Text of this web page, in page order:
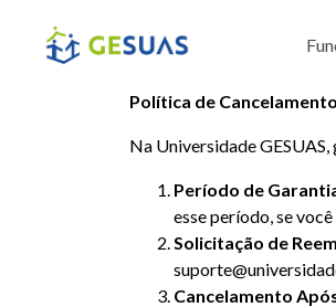
Política de
Na Universidade
Período de
esse período, se
Solicitação de
Cancelamento